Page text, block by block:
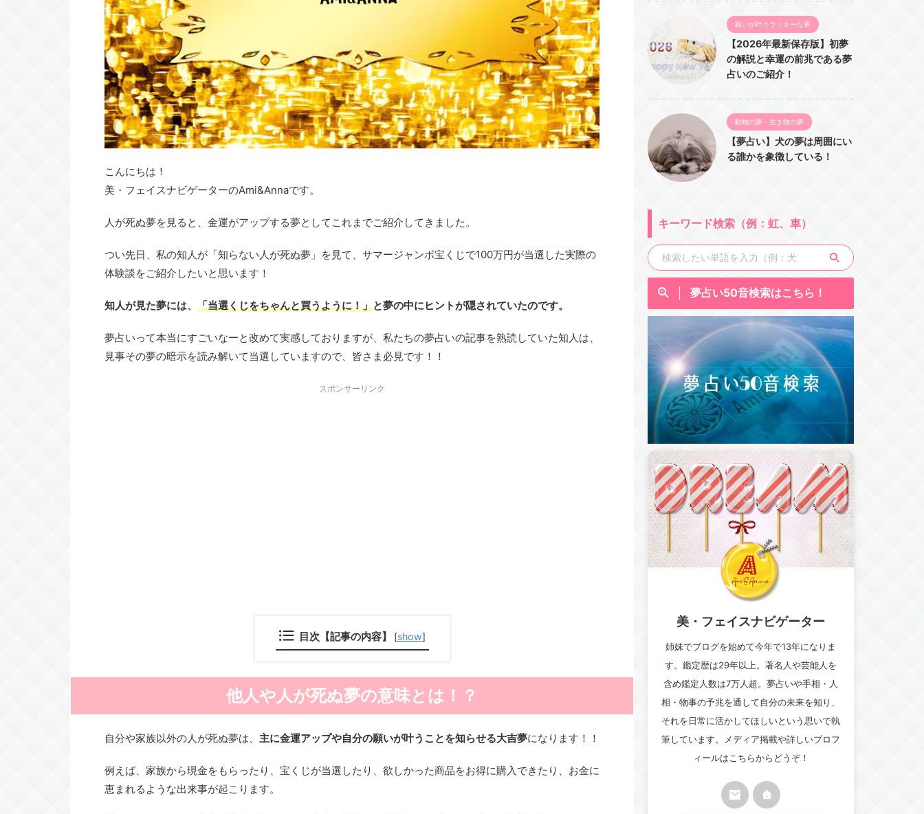
こんにちは！
美・フェイスナビゲーターのAmi&Annaです。
人が死ぬ夢を見ると、金運がアップする夢としてこれまでご紹介してきました。
つい先日、私の知人が「知らない人が死ぬ夢」を見て、サマージャンボ宝くじで100万円が当選した実際の
体験談をご紹介したいと思います！
知人が見た夢には、 「当選くじをちゃんと買うように！」と夢の中にヒントが隠されていたのです。
夢占いって本当にすごいなーと改めて実感しておりますが、私たちの夢占いの記事を熟読していた知人は、
見事その夢の暗示を読み解いて当選していますので、皆さま必見です！！
スポンサーリンク
目次【記事の内容】 [show]
他人や人が死ぬ夢の意味とは！？
自分や家族以外の人が死ぬ夢は、 主に金運アップや自分の願いが叶うことを知らせる大吉夢になります！！
例えば、家族から現金をもらったり、宝くじが当選したり、欲しかった商品をお得に購入できたり、お金に
恵まれるような出来事が起こります。
願いが叶うラッキーな夢
【2026年最新保存版】初夢
の解説と幸運の前兆である夢
占いのご紹介！
動物の夢・生き物の夢
【夢占い】犬の夢は周囲にい
る誰かを象徴している！
キーワード検索（例：虹、車）
夢占い50音検索はこちら！
美・フェイスナビゲーター
姉妹でブログを始めて今年で13年になりま
す。鑑定歴は29年以上。著名人や芸能人を
含め鑑定人数は7万人超。夢占いや手相・人
相・物事の予兆を通して自分の未来を知り、
それを日常に活かしてほしいという思いで執
筆しています。メディア掲載や詳しいプロフ
ィールはこちらからどうぞ！